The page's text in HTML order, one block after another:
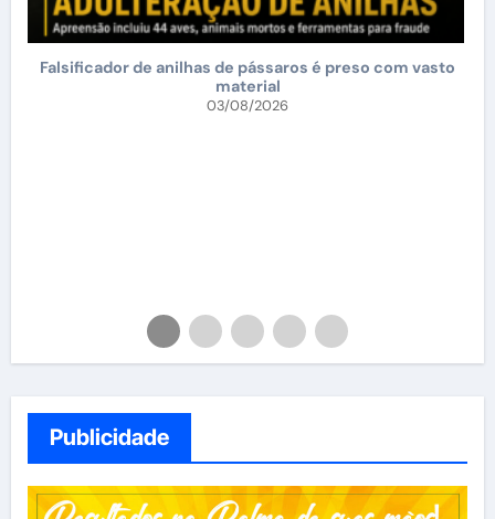
Falsificador de anilhas de pássaros é preso com vasto
material
03/08/2026
Publicidade